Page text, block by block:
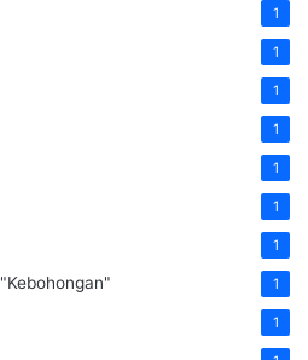
1
1
1
1
1
1
1
1
1